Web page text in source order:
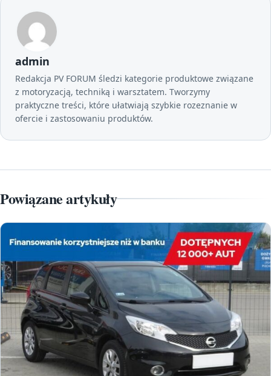
admin
Redakcja PV FORUM śledzi kategorie produktowe związane
z motoryzacją, techniką i warsztatem. Tworzymy
praktyczne treści, które ułatwiają szybkie rozeznanie w
ofercie i zastosowaniu produktów.
Powiązane artykuły